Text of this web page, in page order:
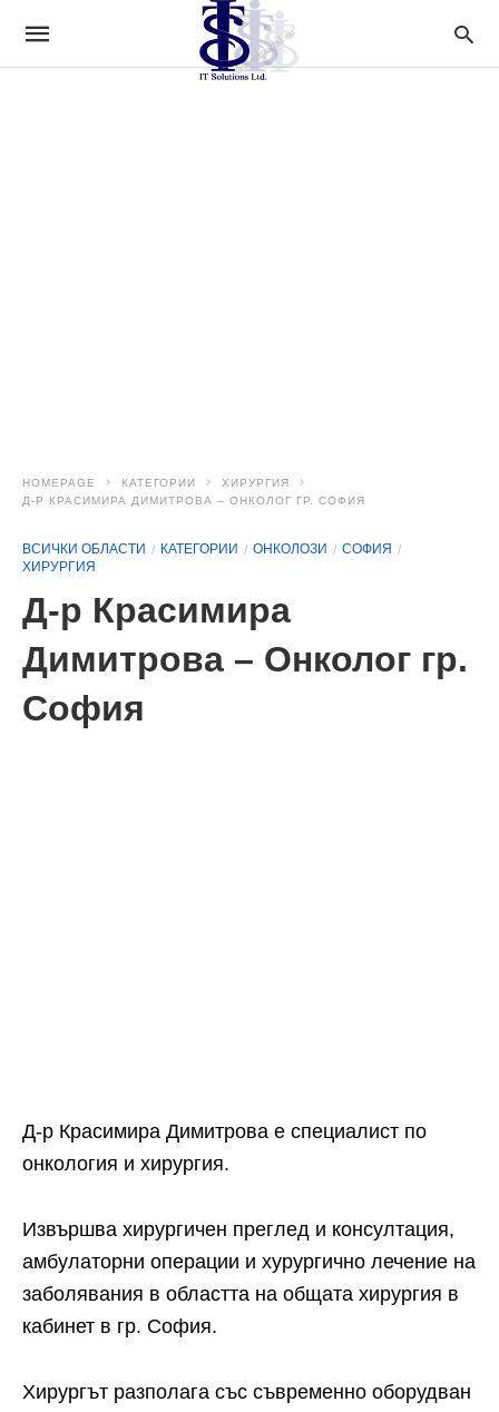
HOMEPAGE КАТЕГОРИИ
ХИРУРГИЯ
Д-Р КРАСИМИРА ДИМИТРОВА – ОНКОЛОГ ГР. СОФИЯ
ВСИЧКИ ОБЛАСТИ КАТЕГОРИИ ОНКОЛОЗИ
СОФИЯ
ХИРУРГИЯ
Д-р Красимира
Димитрова – Онколог гр.
София
Д-р Красимира Димитрова е специалист по
онкология и хирургия.
Извършва хирургичен преглед и консултация,
амбулаторни операции и хурургично лечение на
заболявания в областта на общата хирургия в
кабинет в гр. София.
Хирургът разполага със съвременно оборудван